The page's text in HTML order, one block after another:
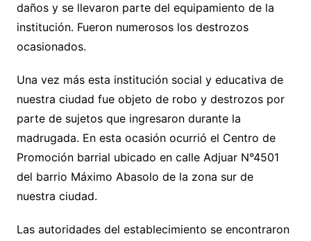
daños y se llevaron parte del equipamiento de la
institución. Fueron numerosos los destrozos
ocasionados.
Una vez más esta institución social y educativa de
nuestra ciudad fue objeto de robo y destrozos por
parte de sujetos que ingresaron durante la
madrugada. En esta ocasión ocurrió el Centro de
Promoción barrial ubicado en calle Adjuar N°4501
del barrio Máximo Abasolo de la zona sur de
nuestra ciudad.
Las autoridades del establecimiento se encontraron